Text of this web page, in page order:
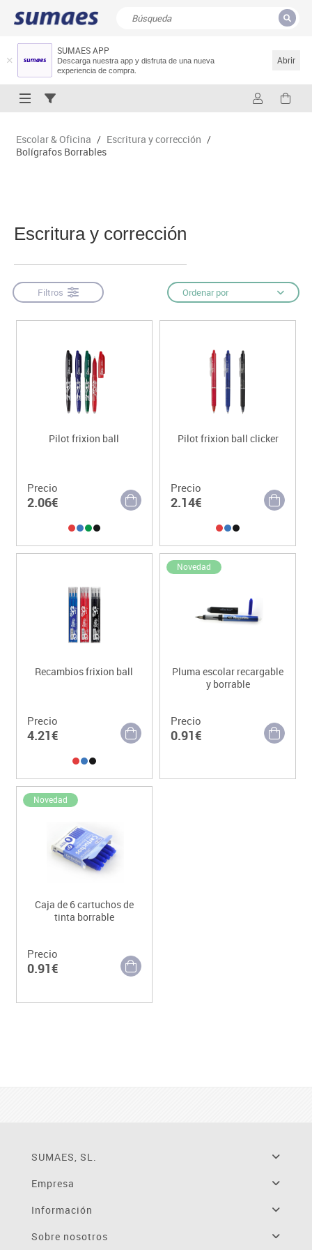
SUMAES APP
Descarga nuestra app y disfruta de una nueva
experiencia de compra.
Abrir
Resultados de la búsqueda
Escolar & Oficina / Escritura y corrección /
Bolígrafos Borrables
Escritura y corrección
Filtros Ordenar por
Pilot frixion ball
Precio
2.06€
Pilot frixion ball clicker
Precio
2.14€
Recambios frixion ball
Precio
4.21€
Novedad
Pluma escolar recargable
y borrable
Precio
0.91€
Novedad
Caja de 6 cartuchos de
tinta borrable
Precio
0.91€
SUMAES, SL.
Empresa
Información
Sobre nosotros